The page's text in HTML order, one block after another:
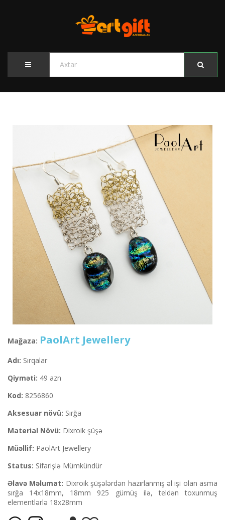
Mağaza: PaolArt Jewellery
Adı: Sırqalar
Qiyməti: 49 azn
Kod: 8256860
Aksesuar növü: Sırğa
Material Növü: Dixroik şüşə
Müəllif: PaolArt Jewellery
Status: Sifarişlə Mümkündür
Əlavə Məlumat: Dixroik şüşələrdən hazırlanmış əl işi olan asma
sırğa 14x18mm, 18mm 925 gümüş ilə, teldən toxunmuş
elementlərlə 18x28mm